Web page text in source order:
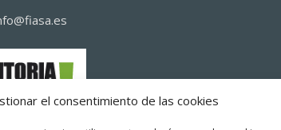
el consentimiento de las cookies